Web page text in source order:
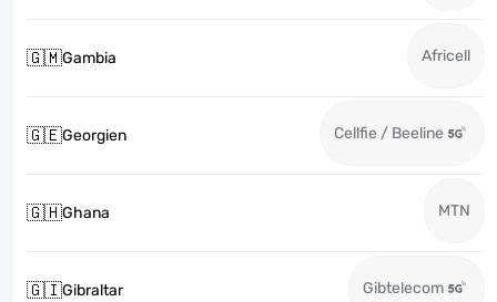
🇬🇲Gambia Africell
🇬🇪Georgien Cellfie / Beeline
🇬🇭Ghana MTN
🇬🇮Gibraltar Gibtelecom